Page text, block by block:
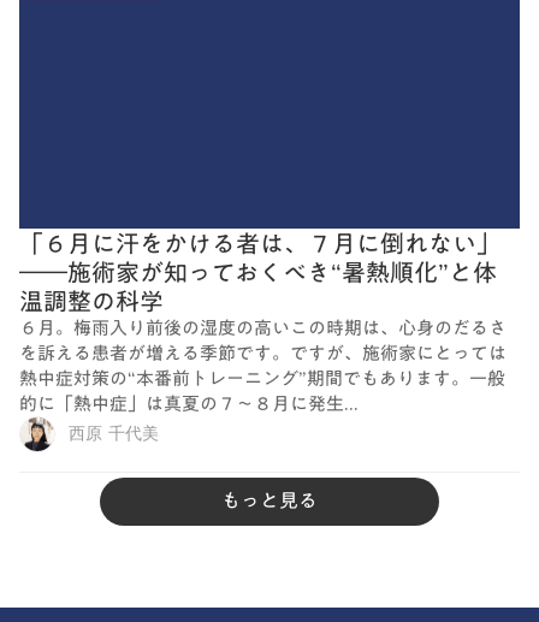
「６月に汗をかける者は、７月に倒れない」
――施術家が知っておくべき“暑熱順化”と体
温調整の科学
６月。梅雨入り前後の湿度の高いこの時期は、心身のだるさ
を訴える患者が増える季節です。ですが、施術家にとっては
熱中症対策の“本番前トレーニング”期間でもあります。一般
的に「熱中症」は真夏の７～８月に発生...
西原 千代美
もっと見る